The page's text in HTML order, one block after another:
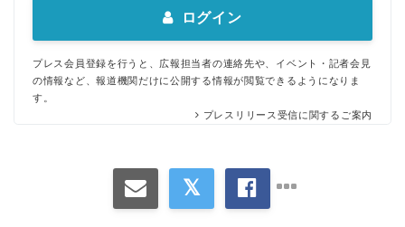
ログイン
プレス会員登録を行うと、広報担当者の連絡先や、イベント・記者会見
の情報など、報道機関だけに公開する情報が閲覧できるようになりま
す。
プレスリリース受信に関するご案内